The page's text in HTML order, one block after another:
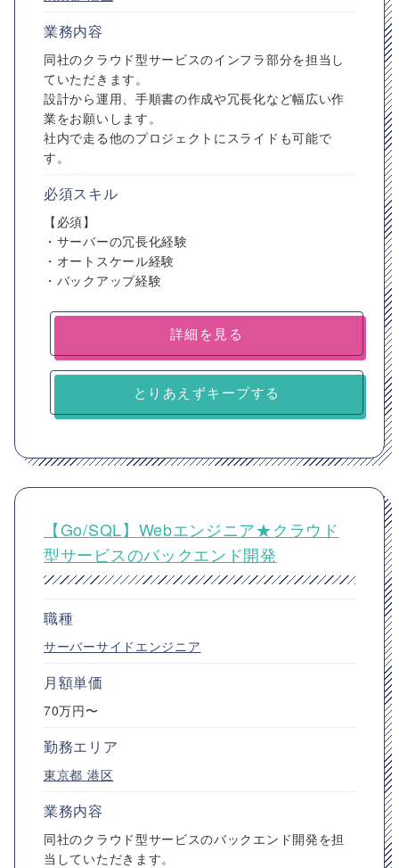
業務内容
同社のクラウド型サービスのインフラ部分を担当し
ていただきます。
設計から運用、手順書の作成や冗長化など幅広い作
業をお願いします。
社内で走る他のプロジェクトにスライドも可能で
す。
必須スキル
【必須】
・サーバーの冗長化経験
・オートスケール経験
・バックアップ経験
詳細を見る
とりあえずキープする
【Go/SQL】Webエンジニア★クラウド
型サービスのバックエンド開発
職種
サーバーサイドエンジニア
月額単価
70万円〜
勤務エリア
東京都 港区
業務内容
同社のクラウド型サービスのバックエンド開発を担
当していただきます。